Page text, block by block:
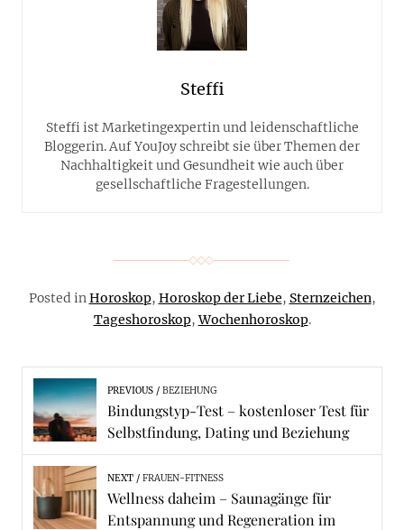
Steffi
Steffi ist Marketingexpertin und leidenschaftliche
Bloggerin. Auf YouJoy schreibt sie über Themen der
Nachhaltigkeit und Gesundheit wie auch über
gesellschaftliche Fragestellungen.
Posted inHoroskop, Horoskop der Liebe, Sternzeichen,
Tageshoroskop,Wochenhoroskop.
PREVIOUS BEZIEHUNG
Bindungstyp-Test – kostenloser Test für
Selbstfindung, Dating und Beziehung
NEXT FRAUEN-FITNESS
Wellness daheim – Saunagänge für
Entspannung und Regeneration im